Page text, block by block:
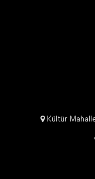
Kültür